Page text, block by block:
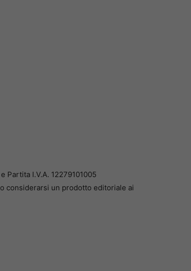
Partita I.V.A. 12279101005
considerarsi un prodotto editoriale ai